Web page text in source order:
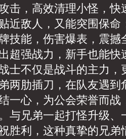
击，高效清理小怪，快
近敌人，又能突围保命
技能，伤害爆表，震撼
超强战力，新手也能快
士不仅是战斗的主力，
两肋插刀，在队友遇到
一心，为公会荣誉而战
与兄弟一起打怪升级、
胜利，这种真挚的兄弟